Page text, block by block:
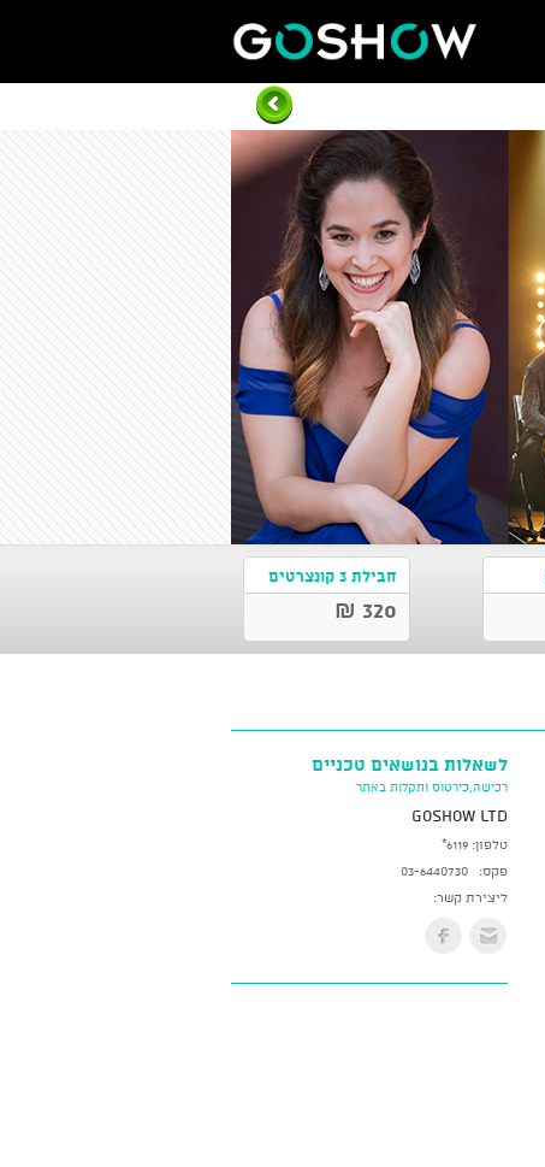
חבילת 3 קונצרטים
320 ₪
לשאלות בנושאים טכניים
רכישה,כירטוס ותקלות באתר
GoShow LTD
טלפון: *6119
פקס:
03-6440730
ליצירת קשר: